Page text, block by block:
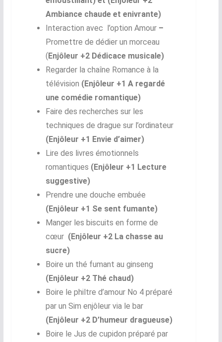
Ambiance chaude et enivrante)
Interaction avec l’option Amour –
Promettre de dédier un morceau
(Enjôleur +2 Dédicace musicale)
Regarder la chaîne Romance à la
télévision (Enjôleur +1 A regardé
une comédie romantique)
Faire des recherches sur les
techniques de drague sur l’ordinateur
(Enjôleur +1 Envie d’aimer)
Lire des livres émotionnels
romantiques (Enjôleur +1 Lecture
suggestive)
Prendre une douche embuée
(Enjôleur +1 Se sent fumante)
Manger les biscuits en forme de
cœur (Enjôleur +2 La chasse au
sucre)
Boire un thé fumant au ginseng
(Enjôleur +2 Thé chaud)
Boire le philtre d’amour No 4 préparé
par un Sim enjôleur via le bar
(Enjôleur +2 D’humeur dragueuse)
Boire le Jus de cupidon préparé par